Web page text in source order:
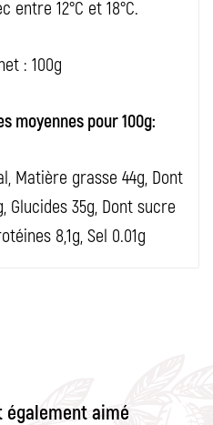
12°C et 18°C.
: 100g
moyennes pour 100g:
Matière grasse 44g, Dont
Glucides 35g, Dont sucre
8,1g, Sel 0.01g
également aimé